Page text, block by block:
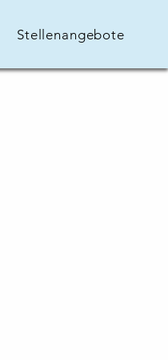
Stellenangebote